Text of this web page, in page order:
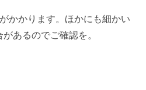
かかります。ほかにも細かい
あるのでご確認を。